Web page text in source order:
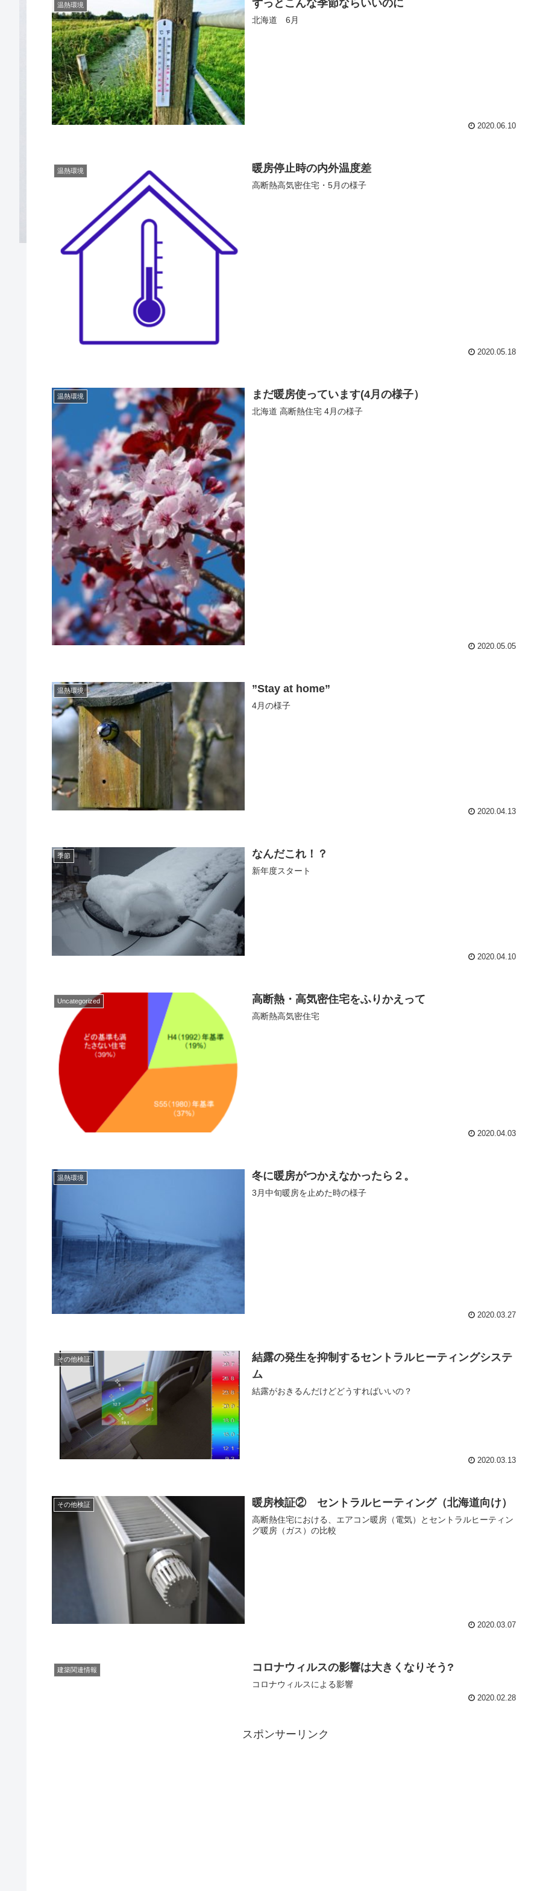
温熱環境 ずっとこんな季節ならいいのに
北海道 6月
2020.06.10
温熱環境 暖房停止時の内外温度差
高断熱高気密住宅・5月の様子
2020.05.18
温熱環境 まだ暖房使っています(4月の様子）
北海道 高断熱住宅 4月の様子
2020.05.05
温熱環境 ”Stay at home”
4月の様子
2020.04.13
季節 なんだこれ！？
新年度スタート
2020.04.10
Uncategorized 高断熱・高気密住宅をふりかえって
高断熱高気密住宅
2020.04.03
温熱環境 冬に暖房がつかえなかったら２。
3月中旬暖房を止めた時の様子
2020.03.27
その他検証
結露の発生を抑制するセントラルヒーティングシステ
ム
結露がおきるんだけどどうすればいいの？
2020.03.13
その他検証 暖房検証② セントラルヒーティング（北海道向け）
高断熱住宅における、エアコン暖房（電気）とセントラルヒーティン
グ暖房（ガス）の比較
2020.03.07
建築関連情報 コロナウィルスの影響は大きくなりそう?
コロナウィルスによる影響
2020.02.28
スポンサーリンク